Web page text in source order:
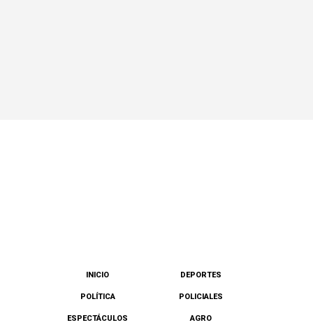
INICIO DEPORTES
POLÍTICA POLICIALES
ESPECTÁCULOS AGRO